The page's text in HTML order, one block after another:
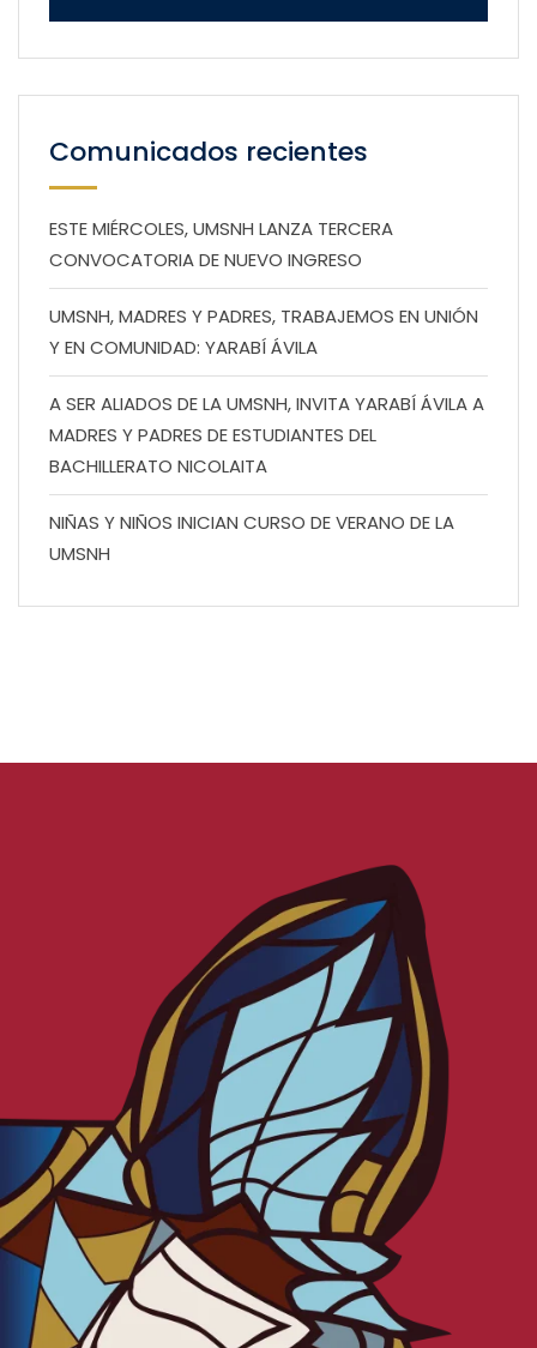
Comunicados recientes
ESTE MIÉRCOLES, UMSNH LANZA TERCERA
CONVOCATORIA DE NUEVO INGRESO
UMSNH, MADRES Y PADRES, TRABAJEMOS EN UNIÓN
Y EN COMUNIDAD: YARABÍ ÁVILA
A SER ALIADOS DE LA UMSNH, INVITA YARABÍ ÁVILA A
MADRES Y PADRES DE ESTUDIANTES DEL
BACHILLERATO NICOLAITA
NIÑAS Y NIÑOS INICIAN CURSO DE VERANO DE LA
UMSNH